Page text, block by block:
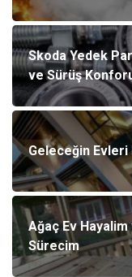
Skoda Yedek
ve Sürüş
Geleceğin Evleri
Ağaç Ev
Sürecim